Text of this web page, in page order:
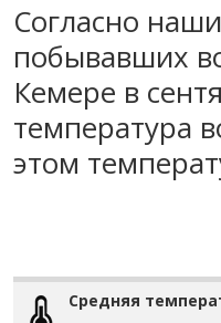
Согласно
побывавших
Кемере в
температура
этом
Средняя